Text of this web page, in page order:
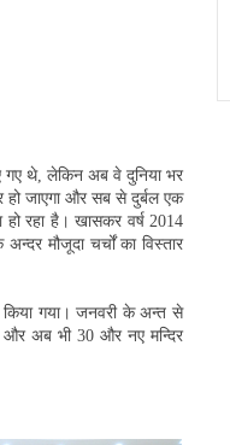
गए थे, लेकिन अब वे दुनिया भर
जाएगा और सब से दुर्बल एक
हो रहा है। खासकर वर्ष 2014
मौजूदा चर्चों का विस्तार
गया। जनवरी के अन्त से
और अब भी 30 और नए मन्दिर